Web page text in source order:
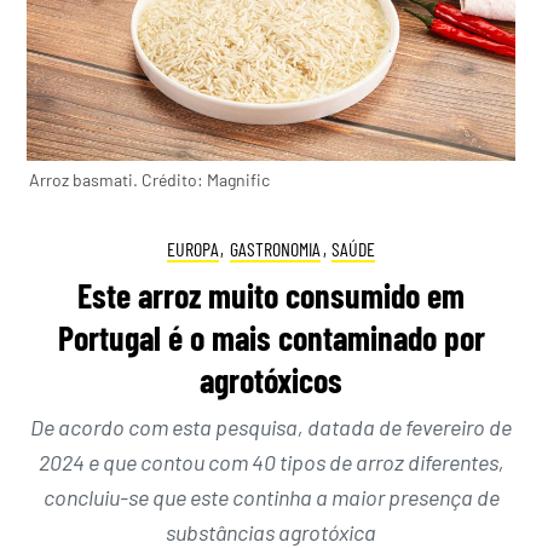
Arroz basmati. Crédito: Magnific
EUROPA, GASTRONOMIA , SAÚDE
Este arroz muito consumido em
Portugal é o mais contaminado por
agrotóxicos
De acordo com esta pesquisa, datada de fevereiro de
2024 e que contou com 40 tipos de arroz diferentes,
concluiu-se que este continha a maior presença de
substâncias agrotóxica